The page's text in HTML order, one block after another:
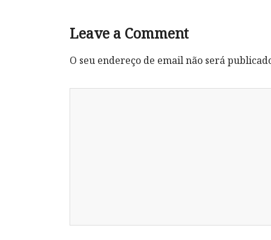
Leave a Comment
O seu endereço de email não será